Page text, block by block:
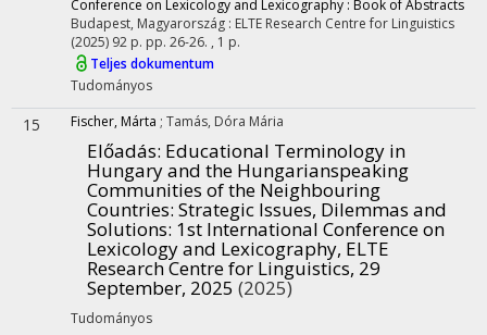
Conference on Lexicology and Lexicography : Book of Abstracts
Budapest, Magyarország : ELTE Research Centre for Linguistics
(2025) 92 p. pp. 26-26. , 1 p.
Teljes dokumentum
Tudományos
15 Fischer, Márta ; Tamás, Dóra Mária
Előadás: Educational Terminology in
Hungary and the Hungarianspeaking
Communities of the Neighbouring
Countries: Strategic Issues, Dilemmas and
Solutions: 1st International Conference on
Lexicology and Lexicography, ELTE
Research Centre for Linguistics, 29
September, 2025 (2025)
Tudományos